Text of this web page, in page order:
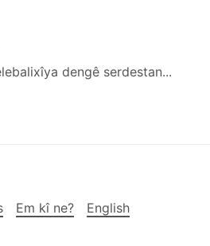
dengê serdestan...
Em kî ne?
English